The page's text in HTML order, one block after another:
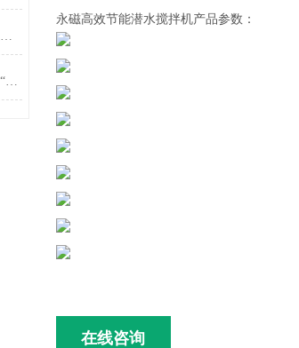
永磁高效节能潜水搅拌机产品参数：
在线咨询
回转式格栅除污机在水处理中的应用效果分析
管式螺旋输送机：工业物料输送的“隐形动脉”